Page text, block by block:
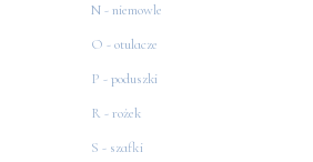
N - niemowle
O - otulacze
P - poduszki
R - rożek
S - szafki